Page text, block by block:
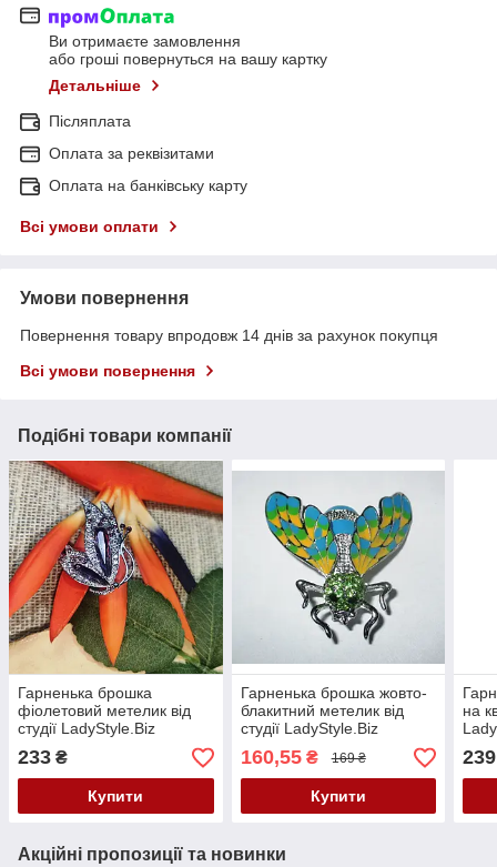
Ви отримаєте замовлення
або гроші повернуться на вашу картку
Детальніше
Післяплата
Оплата за реквізитами
Оплата на банківську карту
Всі умови оплати
Умови повернення
Повернення товару впродовж 14 днів за рахунок покупця
Всі умови повернення
Подібні товари компанії
Гарненька брошка
фіолетовий метелик від
студії LadyStyle.Biz
233 ₴
Купити
Гарненька брошка жовто-
блакитний метелик від
студії LadyStyle.Biz
160,55₴ 169 ₴
Купити
на
239
Акційні пропозиції та новинки